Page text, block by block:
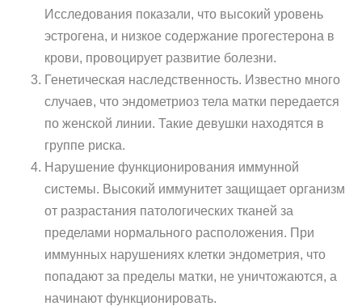
Исследования показали, что высокий уровень
эстрогена, и низкое содержание прогестерона в
крови, провоцирует развитие болезни.
Генетическая наследственность. Известно много
случаев, что эндометриоз тела матки передается
по женской линии. Такие девушки находятся в
группе риска.
Нарушение функционирования иммунной
системы. Высокий иммунитет защищает организм
от разрастания патологических тканей за
пределами нормального расположения. При
иммунных нарушениях клетки эндометрия, что
попадают за пределы матки, не уничтожаются, а
начинают функционировать.